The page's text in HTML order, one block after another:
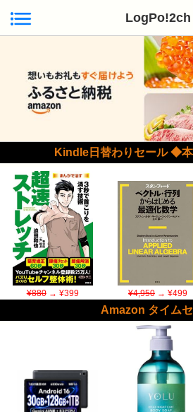
LogPo!2ch
Kindle日替わりセール ◆
¥880→ ¥399 ¥4,950→ ¥499
Amazon タイム